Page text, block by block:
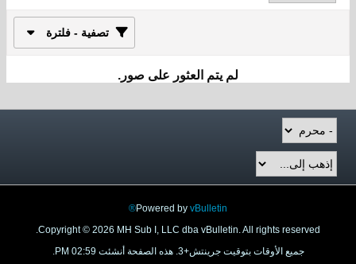
تصفية - فلترة
لم يتم العثور على صور.
Powered by vBulletin®
Copyright © 2026 MH Sub I, LLC dba vBulletin. All rights reserved.
جميع الأوقات بتوقيت جرينتش+3. هذه الصفحة أنشئت 02:59 PM.